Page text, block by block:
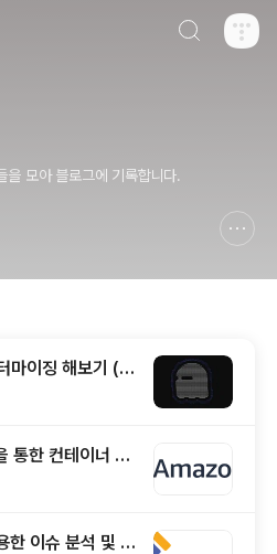
을 모아 블로그에 기록합니다.
이징 해보기 (한
통한 컨테이너 이
이슈 분석 및 해